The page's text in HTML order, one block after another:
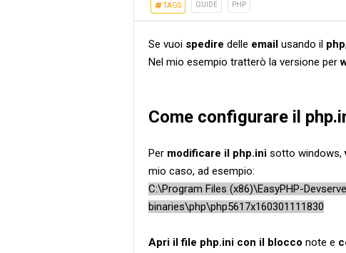
TAGS GUIDE PHP
Se vuoi spedire delle email usando il php
Nel mio esempio tratterò la versione per
Come configurare il
Per modificare il php.ini sotto windows,
mio caso, ad esempio:
C:\Program Files (x86)\EasyPHP-
binaries\php\php5617x160301111830
Apri il file php.ini con il blocco note e